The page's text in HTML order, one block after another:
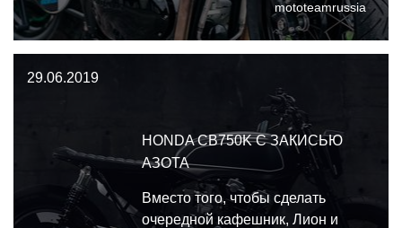
осталось лишь 4 недели на
подготовку мотоцикла к
соревнованиям. В итоге
названием "Два ствола".
mototeamrussia
29.06.2019
HONDA CB750K С ЗАКИСЬЮ
АЗОТА
Вместо того, чтобы сделать
очередной кафешник, Лион и